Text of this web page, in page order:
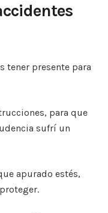
tener presente para
para que
sufrí un
apurado estés,